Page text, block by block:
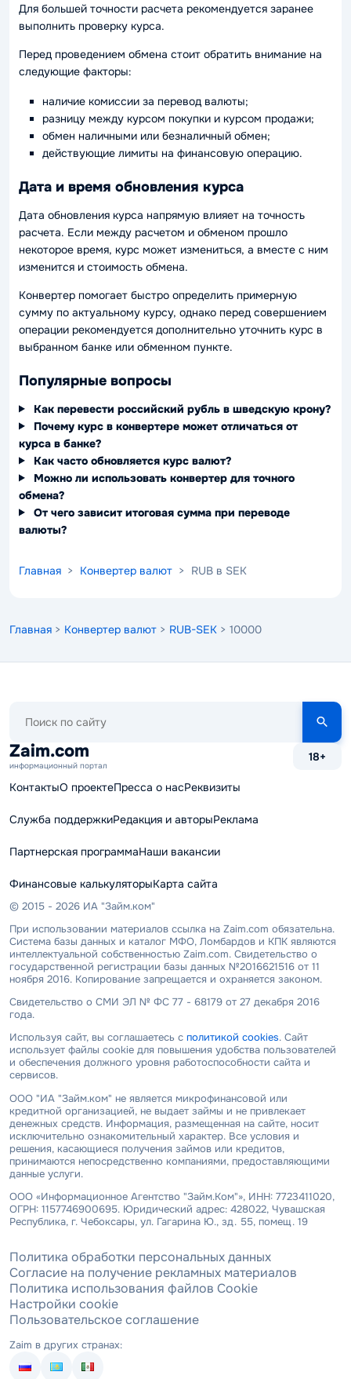
Для большей точности расчета рекомендуется заранее
выполнить проверку курса.
Перед проведением обмена стоит обратить внимание на
следующие факторы:
наличие комиссии за перевод валюты;
разницу между курсом покупки и курсом продажи;
обмен наличными или безналичный обмен;
действующие лимиты на финансовую операцию.
Дата и время обновления курса
Дата обновления курса напрямую влияет на точность
расчета. Если между расчетом и обменом прошло
некоторое время, курс может измениться, а вместе с ним
изменится и стоимость обмена.
Конвертер помогает быстро определить примерную
сумму по актуальному курсу, однако перед совершением
операции рекомендуется дополнительно уточнить курс в
выбранном банке или обменном пункте.
Популярные вопросы
Как перевести российский рубль в шведскую крону?
Почему курс в конвертере может отличаться от
курса в банке?
Как часто обновляется курс валют?
Можно ли использовать конвертер для точного
обмена?
От чего зависит итоговая сумма при переводе
валюты?
Главная > Конвертер валют > RUB в SEK
Главная > Конвертер валют > RUB-SEK > 10000
сайту
Zaim.com
информационный портал
18+
КонтактыО проектеПресса о насРеквизиты
Служба поддержкиРедакция и авторыРеклама
Партнерская программаНаши вакансии
Финансовые калькуляторыКарта сайта
© 2015 - 2026 ИА "Займ.ком"
При использовании материалов ссылка на Zaim.com обязательна.
Система базы данных и каталог МФО, Ломбардов и КПК являются
интеллектуальной собственностью Zaim.com. Свидетельство о
государственной регистрации базы данных №2016621516 от 11
ноября 2016. Копирование запрещается и охраняется законом.
Свидетельство о СМИ ЭЛ № ФС 77 - 68179 от 27 декабря 2016
года.
Используя сайт, вы соглашаетесь с политикой cookies. Сайт
использует файлы cookie для повышения удобства пользователей
и обеспечения должного уровня работоспособности сайта и
сервисов.
ООО "ИА "Займ.ком" не является микрофинансовой или
кредитной организацией, не выдает займы и не привлекает
денежных средств. Информация, размещенная на сайте, носит
исключительно ознакомительный характер. Все условия и
решения, касающиеся получения займов или кредитов,
принимаются непосредственно компаниями, предоставляющими
данные услуги.
ООО «Информационное Агентство "Займ.Ком"», ИНН: 7723411020,
ОГРН: 1157746900695. Юридический адрес: 428022, Чувашская
Республика, г. Чебоксары, ул. Гагарина Ю., зд. 55, помещ. 19
Политика обработки персональных данных
Согласие на получение рекламных материалов
Политика использования файлов Cookie
Настройки cookie
Пользовательское соглашение
Zaim в других странах: